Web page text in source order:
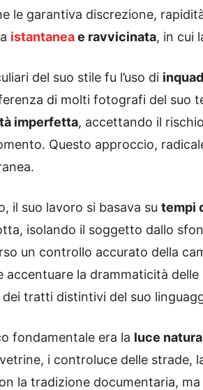
le garantiva discrezione,
istantaneae ravvicinata, in cui
del suo stile fu l’uso di
di molti fotografi del suo
imperfetta, accettando il
Questo approccio,
il suo lavoro si basava su tempi
isolando il soggetto dallo
un controllo accurato della
accentuare la drammaticità
tratti distintivi del suo
fondamentale era la luce
i controluce delle strade,
la tradizione documentaria,